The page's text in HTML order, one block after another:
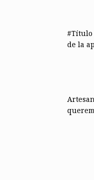
#Título
de la